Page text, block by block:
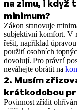
na zimu, i když
minimum?
Zákon stanovuje
subjektivní komfort. V
řešit, například
použití osobních
dovolují. Pro právní
neváhejte obrátit na
2. Musím
krátkodobou
Povinnost zřídit